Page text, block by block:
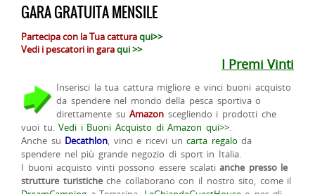
GARA GRATUITA MENSILE
Partecipa con la Tua catturaqui>>
Vedi i pescatori in garaqui >>
I Premi Vinti
Inserisci la tua cattura migliore e vinci buoni acquisto
da spendere nel mondo della pesca sportiva o
direttamente suAmazon scegliendo i prodotti che
vuoi tu.Vedi i Buoni Acquisto di Amazon qui>>.
Anche su Decathlon, vinci e ricevi uncarta regalo da
spendere nel più grande negozio di sport in Italia.
I buoni acquisto vinti possono essere scalatianche presso le
strutture turisticheche collaborano con il nostro sito, come il